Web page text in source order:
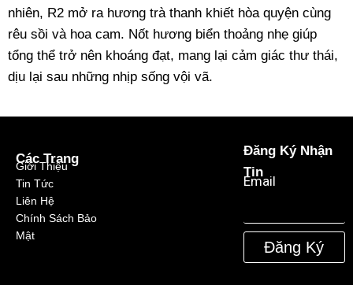
nhiên, R2 mở ra hương trà thanh khiết hòa quyện cùng
rêu sồi và hoa cam. Nốt hương biển thoảng nhẹ giúp
tổng thể trở nên khoáng đạt, mang lại cảm giác thư thái,
dịu lại sau những nhịp sống vội vã.
Các Trang
Giới Thiệu
Tin Tức
Liên Hệ
Chính Sách Bảo
Mật
Đăng Ký Nhận
Tin
Email
Đăng Ký